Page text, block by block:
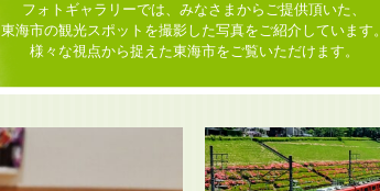
フォトギャラリーでは、みなさまからご提供頂いた、
東海市の観光スポットを撮影した写真をご紹介しています。
様々な視点から捉えた東海市をご覧いただけます。